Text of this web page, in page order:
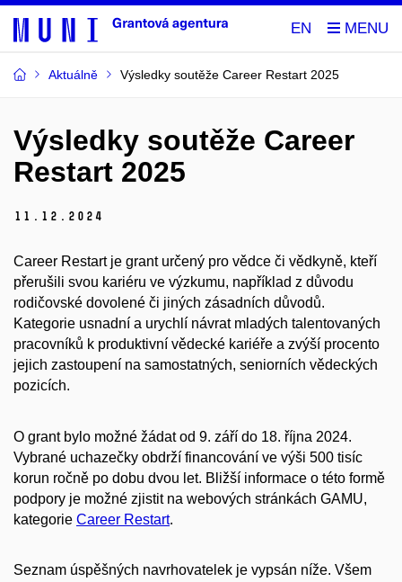
EN
Aktuálně Výsledky soutěže Career Restart 2025
Výsledky soutěže Career
Restart 2025
11. 12. 2024
Career Restart je grant určený pro vědce či vědkyně, kteří
přerušili svou kariéru ve výzkumu, například z důvodu
rodičovské dovolené či jiných zásadních důvodů.
Kategorie usnadní a urychlí návrat mladých talentovaných
pracovníků k produktivní vědecké kariéře a zvýší procento
jejich zastoupení na samostatných, seniorních vědeckých
pozicích.
O grant bylo možné žádat od 9. září do 18. října 2024.
Vybrané uchazečky obdrží financování ve výši 500 tisíc
korun ročně po dobu dvou let. Bližší informace o této formě
podpory je možné zjistit na webových stránkách GAMU,
kategorie Career Restart.
Seznam úspěšných navrhovatelek je vypsán níže. Všem